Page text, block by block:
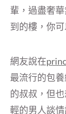
輩，過盡奢
到的樓，你
網友說在
最流行的包
的叔叔，但
輕的男人談情